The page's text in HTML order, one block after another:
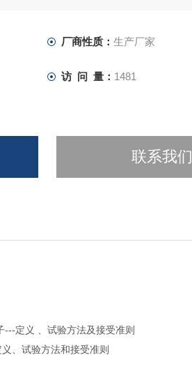
厂商性质： 生产厂家
访 问 量： 1481
联系我们
定义 、试验方法及接受准则
、试验方法和接受准则